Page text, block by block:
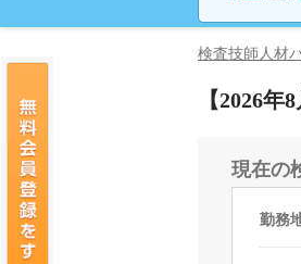
検査技師人材
【2026
現在の
勤務